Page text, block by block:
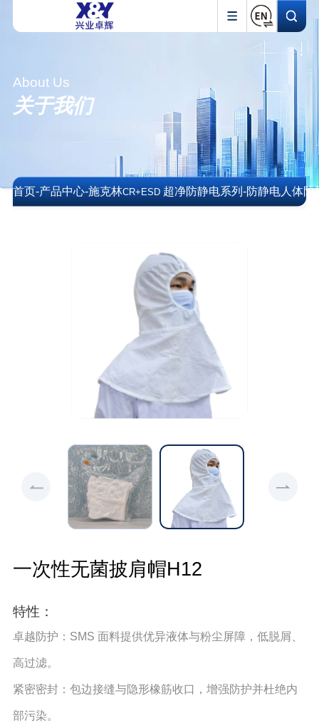
About Us
关于我们
首页-产品中心-施克林CR+ESD超净防静电系列-防静电人体防
一次性无菌披肩帽H12
特性：
卓越防护：SMS 面料提供优异液体与粉尘屏障，低脱屑、
高过滤。
紧密密封：包边接缝与隐形橡筋收口，增强防护并杜绝内
部污染。